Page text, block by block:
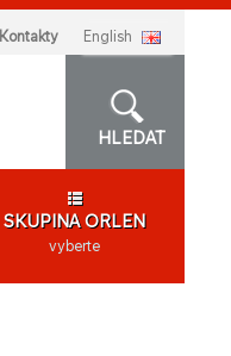
Kontakty english
HLEDAT
SKUPINA ORLEN
vyberte